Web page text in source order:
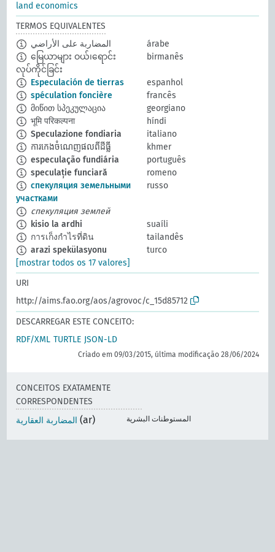
land economics
TERMOS EQUIVALENTES
المضاربة على الأراضي
árabe
မြေယာများ ဝယ်၊ရောင်း
လုပ်ကိုင်ခြင်း
birmanês
Especulación de tierras
espanhol
spéculation foncière
francês
მიწით სპეკულაცია
georgiano
भूमि परिकल्पना
híndi
Speculazione fondiaria
italiano
ការកេងចំណេញផលពីដីធ្លី
khmer
especulação fundiária
português
speculație funciară
romeno
спекуляция земельными
участками
russo
спекуляция землей
kisio la ardhi
suaíli
การเก็งกำไรที่ดิน
tailandês
arazi spekülasyonu
turco
[mostrar todos os 17 valores]
URI
http://aims.fao.org/aos/agrovoc/c_15d85712
DESCARREGAR ESTE CONCEITO:
RDF/XML TURTLE JSON-LD
Criado em 09/03/2015, última modificação 28/06/2024
CONCEITOS EXATAMENTE
CORRESPONDENTES
المضاربة العقارية (ar) المستوطنات البشرية